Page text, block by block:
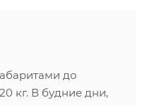
до
кг. В будние дни,